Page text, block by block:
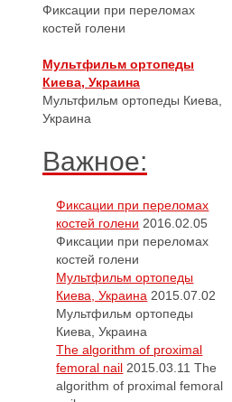
Фиксации при переломах
костей голени
Мультфильм ортопеды
Киева, Украина
Мультфильм ортопеды Киева,
Украина
Важное:
Фиксации при переломах
костей голени 2016.02.05
Фиксации при переломах
костей голени
Мультфильм ортопеды
Киева, Украина 2015.07.02
Мультфильм ортопеды
Киева, Украина
The algorithm of proximal
femoral nail 2015.03.11 The
algorithm of proximal femoral